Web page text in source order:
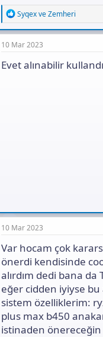
R
e
a
c
t
o
SyqexveZemheri
10 Mar 2023
Evet alınabilir
10 Mar 2023
Var hocam çok
önerdi kendisinde
alırdım dedi bana
eğer cidden iyiyse
sistem özelliklerim:
plus max b450
istinaden önereceğin